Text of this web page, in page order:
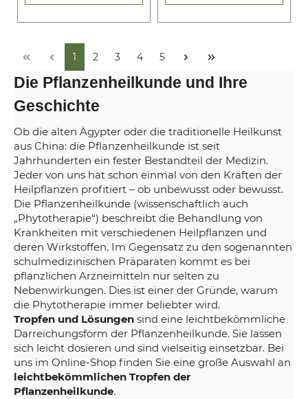
1 2 3 4 5
Die Pflanzenheilkunde und Ihre
Geschichte
Ob die alten Ägypter oder die traditionelle Heilkunst
aus China: die Pflanzenheilkunde ist seit
Jahrhunderten ein fester Bestandteil der Medizin.
Jeder von uns hat schon einmal von den Kräften der
Heilpflanzen profitiert – ob unbewusst oder bewusst.
Die Pflanzenheilkunde (wissenschaftlich auch
„Phytotherapie“) beschreibt die Behandlung von
Krankheiten mit verschiedenen Heilpflanzen und
deren Wirkstoffen. Im Gegensatz zu den sogenannten
schulmedizinischen Präparaten kommt es bei
pflanzlichen Arzneimitteln nur selten zu
Nebenwirkungen. Dies ist einer der Gründe, warum
die Phytotherapie immer beliebter wird.
Tropfen und Lösungen sind eine leichtbekömmliche
Darreichungsform der Pflanzenheilkunde. Sie lassen
sich leicht dosieren und sind vielseitig einsetzbar. Bei
uns im Online-Shop finden Sie eine große Auswahl an
leichtbekömmlichen Tropfen der
Pflanzenheilkunde.